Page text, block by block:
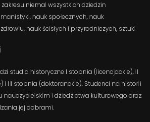
niemal wszystkich dziedzin
nauk społecznych, nauk
nauk ścisłych i przyrodniczych, sztuki
studia historyczne I stopnia (licencjackie), II
i III stopnia (doktoranckie). Studenci na historii
nauczycielskim i dziedzictwa kulturowego oraz
jej dobrami.